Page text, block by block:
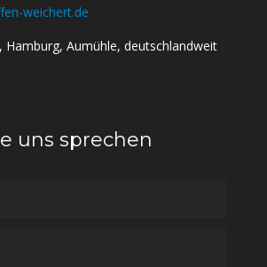
weichert.de
Hamburg, Aumühle, deutschlandweit
uns sprechen